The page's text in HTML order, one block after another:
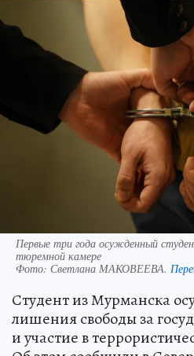
Первые три года осужденный
тюремной камере
Фото: Светлана МАКОВЕЕВА.
Студент из Мурманска
лишения свободы за
и участие в